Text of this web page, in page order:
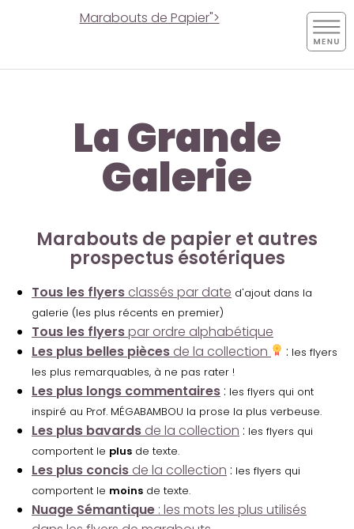
Marabouts de Papier">
La Grande
Galerie
Marabouts de papier et autres
prospectus ésotériques
Tous les flyers classés par date d'ajout dans la
galerie (les plus récents en premier)
Tous les flyerspar ordre alphabétique
Les plus belles pièces de la collection : les flyers
les plus remarquables, à ne pas rater !
Les plus longs commentaires : les flyers qui ont
inspiré au Prof. MÉGABAMBOU la prose la plus verbeuse.
Les plus bavards de la collection : les flyers qui
comportent le plus de texte.
Les plus concis de la collection : les flyers qui
comportent le moins de texte.
Nuage Sémantique : les mots les plus utilisés